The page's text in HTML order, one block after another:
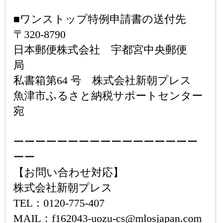
■ワンストップ特例申請書の送付先
〒320-8790
日本郵便株式会社 宇都宮中央郵便
局
私書箱第64 号 株式会社新朝プレス
魚津市ふるさと納税サポートセンター
宛
ーーーーーーーーーーーーーーーーー
ーー
【お問い合わせ対応】
株式会社新朝プレス
TEL：0120-775-407
MAIL：f162043-uozu-cs@mlosjapan.com